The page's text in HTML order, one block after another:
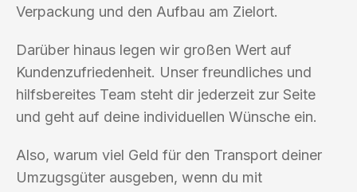
Verpackung und den Aufbau am Zielort.
Darüber hinaus legen wir großen Wert auf
Kundenzufriedenheit. Unser freundliches und
hilfsbereites Team steht dir jederzeit zur Seite
und geht auf deine individuellen Wünsche ein.
Also, warum viel Geld für den Transport deiner
Umzugsgüter ausgeben, wenn du mit